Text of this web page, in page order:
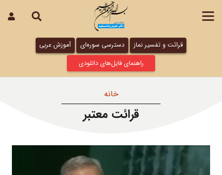
قرائت و تفسیر نماز دسترسی سوره‌ای
آموزش عربی
راهنمای فایل‌های دانلودی
خانه
قرائت معتبر